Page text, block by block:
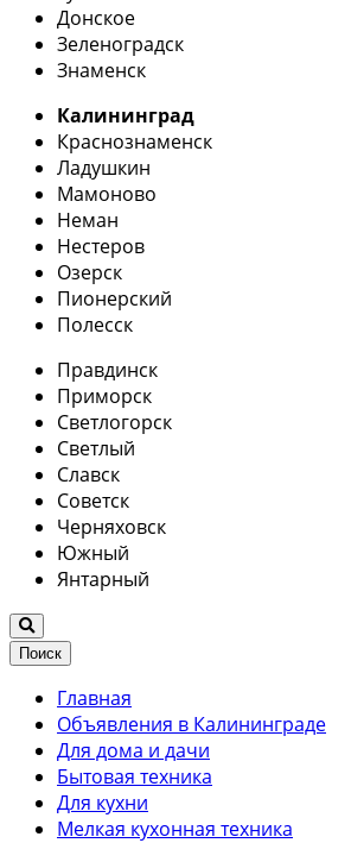
Донское
Зеленоградск
Знаменск
Калининград
Краснознаменск
Ладушкин
Мамоново
Неман
Нестеров
Озерск
Пионерский
Полесск
Правдинск
Приморск
Светлогорск
Светлый
Славск
Советск
Черняховск
Южный
Янтарный
Поиск
Главная
Объявления в Калининграде
Для дома и дачи
Бытовая техника
Для кухни
Мелкая кухонная техника